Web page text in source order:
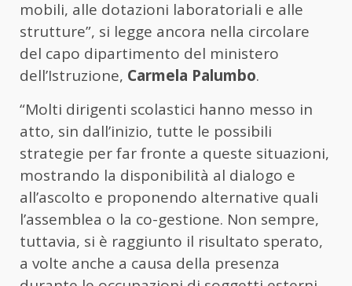
mobili, alle dotazioni laboratoriali e alle
strutture”, si legge ancora nella circolare
del capo dipartimento del ministero
dell’Istruzione, Carmela Palumbo.
“Molti dirigenti scolastici hanno messo in
atto, sin dall’inizio, tutte le possibili
strategie per far fronte a queste situazioni,
mostrando la disponibilità al dialogo e
all’ascolto e proponendo alternative quali
l’assemblea o la co-gestione. Non sempre,
tuttavia, si è raggiunto il risultato sperato,
a volte anche a causa della presenza